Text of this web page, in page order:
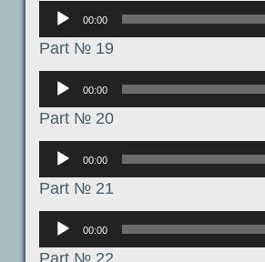
Аудиоплеер
00:00
Part № 19
Аудиоплеер
00:00
Part № 20
Аудиоплеер
00:00
Part № 21
Аудиоплеер
00:00
Part № 22